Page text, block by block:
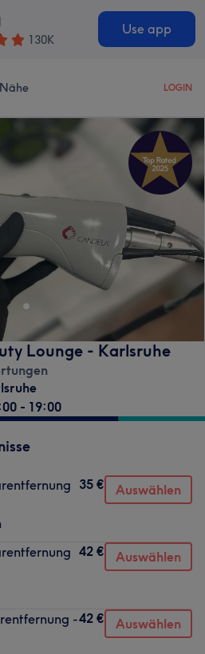
130K
Use app
LOGIN
Lounge - Karlsruhe
- 19:00
35 € Auswählen
42 € Auswählen
-42 € Auswählen